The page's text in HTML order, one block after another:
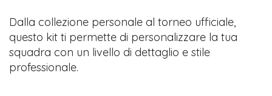
Dalla collezione personale al torneo ufficiale,
questo kit ti permette di personalizzare la tua
squadra con un livello di dettaglio e stile
professionale.